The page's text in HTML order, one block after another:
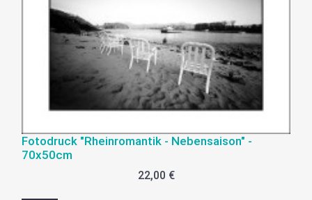
Fotodruck "Rheinromantik - Nebensaison" -
70x50cm
22,00 €